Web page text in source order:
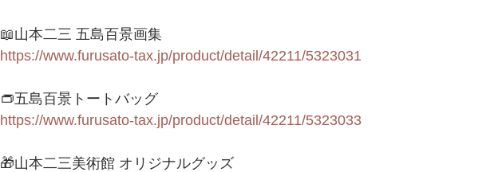
📖山本二三 五島百景画集
https://www.furusato-tax.jp/product/detail/42211/5323031
👝五島百景トートバッグ
https://www.furusato-tax.jp/product/detail/42211/5323033
🎁山本二三美術館 オリジナルグッズ